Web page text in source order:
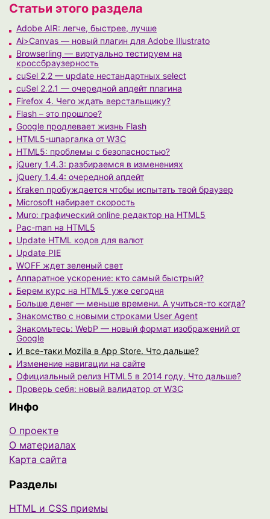
Статьи этого раздела
Adobe AIR: легче, быстрее, лучше
Ai>Canvas — новый плагин для Adobe Illustrato
Browserling — виртуально тестируем на
кроссбраузерность
cuSel 2.2 — update нестандартных select
cuSel 2.2.1 — очередной апдейт плагина
Firefox 4. Чего ждать верстальщику?
Flash – это прошлое?
Google продлевает жизнь Flash
HTML5-шпаргалка от W3C
HTML5: проблемы с безопасностью?
jQuery 1.4.3: разбираемся в изменениях
jQuery 1.4.4: очередной апдейт
Kraken пробуждается чтобы испытать твой браузер
Microsoft набирает скорость
Muro: графический online редактор на HTML5
Pac-man на HTML5
Update HTML кодов для валют
Update PIE
WOFF ждет зеленый свет
Аппаратное ускорение: кто самый быстрый?
Берем курс на HTML5 уже сегодня
Больше денег — меньше времени. А учиться-то когда?
Знакомство с новыми строками User Agent
Знакомьтесь: WebP — новый формат изображений от
Google
И все-таки Mozilla в App Store. Что дальше?
Изменение навигации на сайте
Официальный релиз HTML5 в 2014 году. Что дальше?
Проверь себя: новый валидатор от W3C
Инфо
О проекте
О материалах
Карта сайта
Разделы
HTML и CSS приемы